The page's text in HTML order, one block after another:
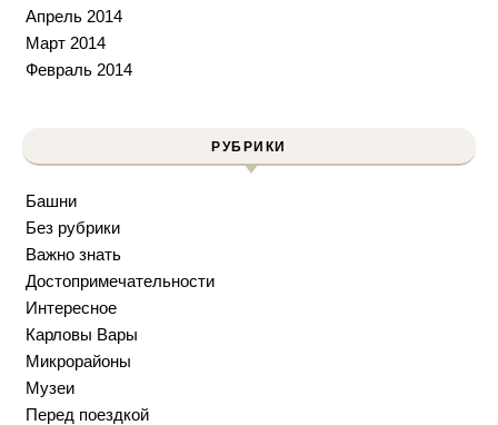
Апрель 2014
Март 2014
Февраль 2014
РУБРИКИ
Башни
Без рубрики
Важно знать
Достопримечательности
Интересное
Карловы Вары
Микрорайоны
Музеи
Перед поездкой